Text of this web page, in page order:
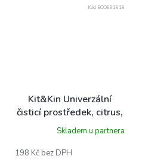
Kit&Kin Univerzální
čisticí prostředek, citrus,
500ml
Skladem u partnera
198 Kč bez DPH
Kód: ECO991918